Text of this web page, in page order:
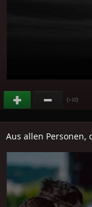
(+10)
Aus allen Personen,